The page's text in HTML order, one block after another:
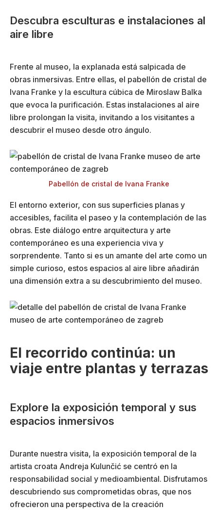
Descubra esculturas e instalaciones al
aire libre
Frente al museo, la explanada está salpicada de
obras inmersivas. Entre ellas, el pabellón de cristal de
Ivana Franke y la escultura cúbica de Miroslaw Balka
que evoca la purificación. Estas instalaciones al aire
libre prolongan la visita, invitando a los visitantes a
descubrir el museo desde otro ángulo.
Pabellón de cristal de Ivana Franke
El entorno exterior, con sus superficies planas y
accesibles, facilita el paseo y la contemplación de las
obras. Este diálogo entre arquitectura y arte
contemporáneo es una experiencia viva y
sorprendente. Tanto si es un amante del arte como un
simple curioso, estos espacios al aire libre añadirán
una dimensión extra a su descubrimiento del museo.
El recorrido continúa: un
viaje entre plantas y terrazas
Explore la exposición temporal y sus
espacios inmersivos
Durante nuestra visita, la exposición temporal de la
artista croata Andreja Kulunčić se centró en la
responsabilidad social y medioambiental. Disfrutamos
descubriendo sus comprometidas obras, que nos
ofrecieron una perspectiva de la creación